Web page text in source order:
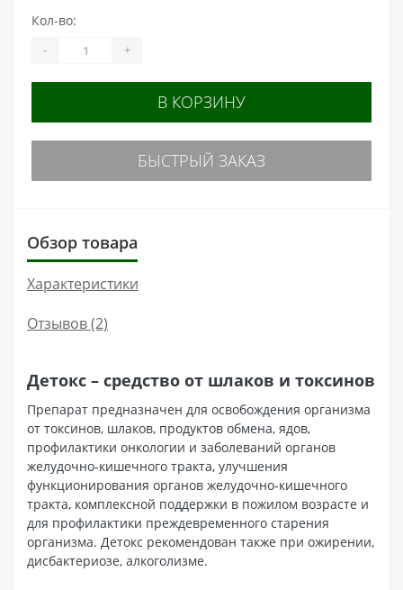
Кол-во:
- +
В КОРЗИНУ
БЫСТРЫЙ ЗАКАЗ
Обзор товара
Характеристики
Отзывов (2)
Детокс – средство от шлаков и токсинов
Препарат предназначен для освобождения организма
от токсинов, шлаков, продуктов обмена, ядов,
профилактики онкологии и заболеваний органов
желудочно-кишечного тракта, улучшения
функционирования органов желудочно-кишечного
тракта, комплексной поддержки в пожилом возрасте и
для профилактики преждевременного старения
организма. Детокс рекомендован также при ожирении,
дисбактериозе, алкоголизме.